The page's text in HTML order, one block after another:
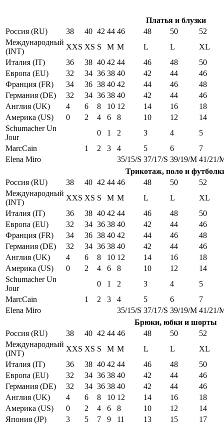
Платья и блузки
Россия (RU)
38 40 42 44 46 48 50
52
Международный
(INT)
XXS XS S M M L L
XL
Италия (IT)
36 38 40 42 44 46 48
50
Европа (EU)
32 34 36 38 40 42 44
46
Франция (FR)
34 36 38 40 42 44 46
48
Германия (DE)
32 34 36 38 40 42 44
46
Англия (UK)
4 6 8 10 12 14 16
18
Америка (US)
0 2 4 6 8 10 12
14
Schumacher Un
Jour
0 1 2 3 4
5
MarcCain
1 2 3 4 5 6
7
Elena Miro
35/15/S 37/17/S 39/19/M 41/21/
Трикотаж, поло и
Россия (RU)
38 40 42 44 46 48 50
52
Международный
(INT)
XXS XS S M M L L
XL
Италия (IT)
36 38 40 42 44 46 48
50
Европа (EU)
32 34 36 38 40 42 44
46
Франция (FR)
34 36 38 40 42 44 46
48
Германия (DE)
32 34 36 38 40 42 44
46
Англия (UK)
4 6 8 10 12 14 16
18
Америка (US)
0 2 4 6 8 10 12
14
Schumacher Un
Jour
0 1 2 3 4
5
MarcCain
1 2 3 4 5 6
7
Elena Miro
35/15/S 37/17/S 39/19/M 41/21/
Брюки, юбки и шорты
Россия (RU)
38 40 42 44 46 48 50
52
Международный
(INT)
XXS XS S M M L L
XL
Италия (IT)
36 38 40 42 44 46 48
50
Европа (EU)
32 34 36 38 40 42 44
46
Германия (DE)
32 34 36 38 40 42 44
46
Англия (UK)
4 6 8 10 12 14 16
18
Америка (US)
0 2 4 6 8 10 12
14
Япония (JP)
3 5 7 9 11 13 15
17